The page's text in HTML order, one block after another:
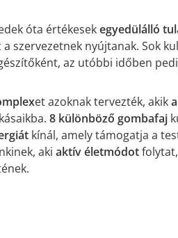
óta értékesekegyedülálló
szervezetnek nyújtanak. Sok
az utóbbi időben
et azoknak tervezték, akik
8 különböző gombafaj
kínál, amely támogatja a
aki aktív életmódotfolytat,